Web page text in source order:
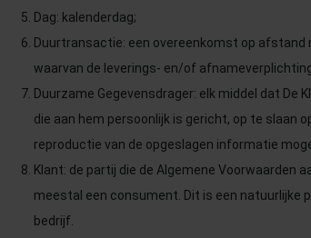
Dag: kalenderdag;
Duurtransactie: een overeenkomst op
waarvan de leverings- en/of
Duurzame Gegevensdrager: elk middel dat
die aan hem persoonlijk is gericht, op te slaan
reproductie van de opgeslagen informatie
Klant: de partij die de Algemene Voorwaarden
meestal een consument. Dit is een natuurlijke
bedrijf.